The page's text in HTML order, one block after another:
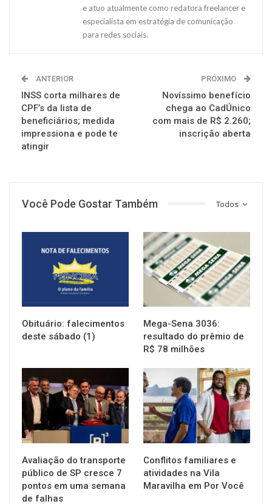
e atuo atualmente como redatora freelancer e
especialista em estratégia de comunicação
para redes sociais.
ANTERIOR
INSS corta milhares de
CPF’s da lista de
beneficiários; medida
impressiona e pode te
atingir
PRÓXIMO
Novíssimo benefício
chega ao CadÚnico
com mais de R$ 2.260;
inscrição aberta
Todos
Você Pode Gostar Também
Obituário: falecimentos
deste sábado (1)
NOTÍCIAS
Mega-Sena 3036:
resultado do prêmio de
R$ 78 milhões
NOTÍCIAS
Avaliação do transporte
público de SP cresce 7
pontos em uma semana
de falhas
NOTÍCIAS
Conflitos familiares e
atividades na Vila
Maravilha em Por Você